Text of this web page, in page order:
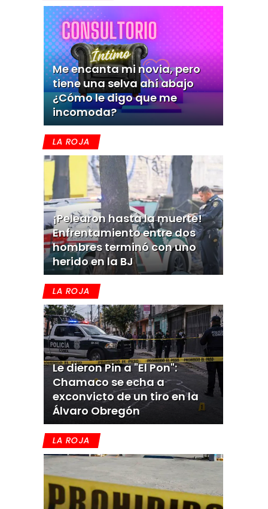
Me encanta mi novia, pero
tiene una selva ahí abajo
¿Cómo le digo que me
incomoda?
LA ROJA
¡Pelearon hasta la muerte!
Enfrentamiento entre dos
hombres terminó con uno
herido en la BJ
LA ROJA
Le dieron Pin a "El Pon":
Chamaco se echa a
exconvicto de un tiro en la
Álvaro Obregón
LA ROJA